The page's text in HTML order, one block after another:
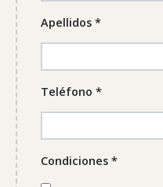
Apellidos *
Teléfono *
Condiciones *